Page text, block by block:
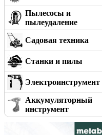
Пылесосы и
пылеудаление
Садовая техника
Станки и пилы
Электроинструмент
Аккумуляторный
инструмент